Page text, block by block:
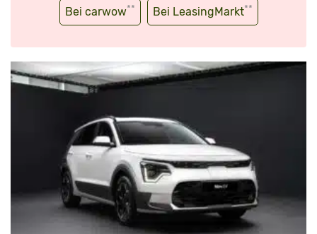
Bei carwow** Bei LeasingMarkt**